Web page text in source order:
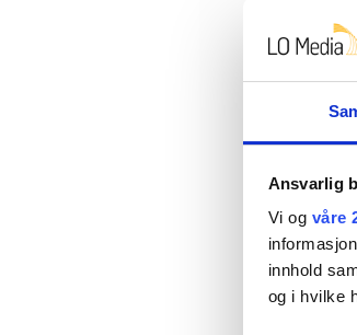
Ansvarlig
Vi og våre
innhold
og i hvilke
Et
med i
Europas
som
Det var nok
i